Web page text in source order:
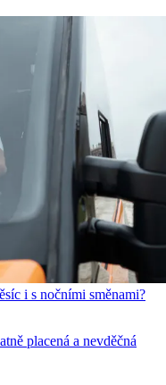
i s nočními směnami?
placená a nevděčná